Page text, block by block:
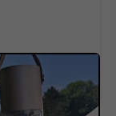
deň aj noc